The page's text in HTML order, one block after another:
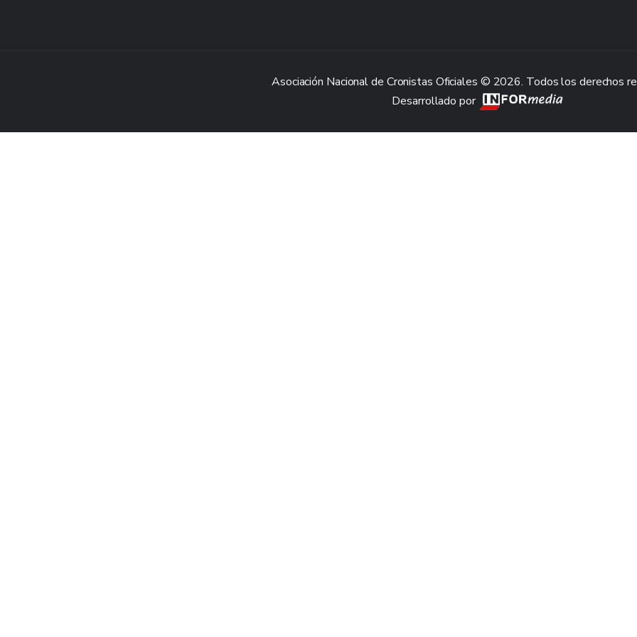
Asociación Nacional de Cronistas Oficiales © 2026. Todos los derechos
Desarrollado por